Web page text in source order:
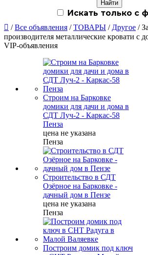
Искать только с
 /Все объявления /ТОВАРЫ / Другое /
производителя металлические кровати с
VIP-объявления
Строим на Барковке
домики для дачи и дома в
СДТ Луч-2 - Каркас-58
Пенза
цена не указана
Пенза
Строительство в СДТ
Озёрное на Барковке -
дачный дом в Пензе
цена не указана
Пенза
Построим домик под ключ